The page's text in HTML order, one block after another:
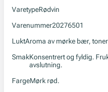
VaretypeRødvin
Varenummer20276501
LuktAroma av mørke bær,
SmakKonsentrert og fyldig.
avslutning.
FargeMørk rød.